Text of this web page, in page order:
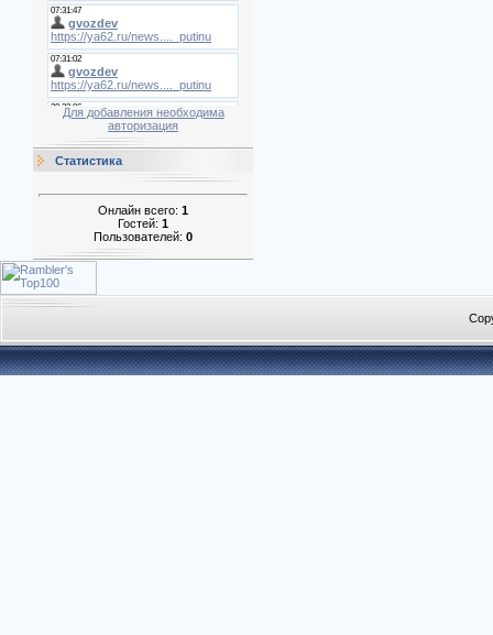
Для добавления необходима
авторизация
Статистика
Онлайн всего: 1
Гостей: 1
Пользователей: 0